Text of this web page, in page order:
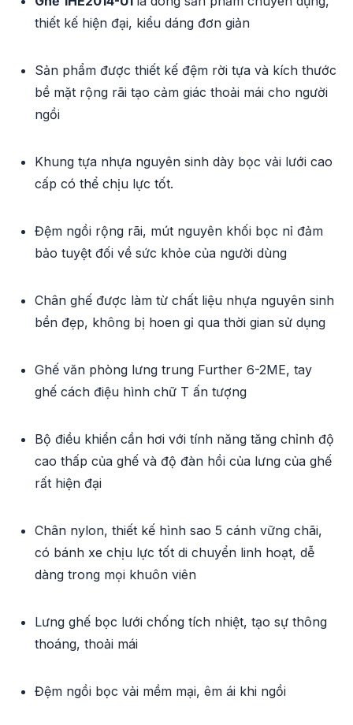
thiết kế hiện đại, kiểu dáng đơn giản
Sản phẩm được thiết kế đệm rời tựa và kích thước
bề mặt rộng rãi tạo cảm giác thoải mái cho người
ngồi
Khung tựa nhựa nguyên sinh dày bọc vải lưới cao
cấp có thể chịu lực tốt.
Đệm ngồi rộng rãi, mút nguyên khối bọc nỉ đảm
bảo tuyệt đối về sức khỏe của người dùng
Chân ghế được làm từ chất liệu nhựa nguyên sinh
bền đẹp, không bị hoen gỉ qua thời gian sử dụng
Ghế văn phòng lưng trung Further 6-2ME, tay
ghế cách điệu hình chữ T ấn tượng
Bộ điều khiển cần hơi với tính năng tăng chỉnh độ
cao thấp của ghế và độ đàn hồi của lưng của ghế
rất hiện đại
Chân nylon, thiết kế hình sao 5 cánh vững chãi,
có bánh xe chịu lực tốt di chuyển linh hoạt, dễ
dàng trong mọi khuôn viên
Lưng ghế bọc lưới chống tích nhiệt, tạo sự thông
thoáng, thoải mái
Đệm ngồi bọc vải mềm mại, êm ái khi ngồi